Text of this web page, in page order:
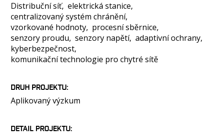
Distribuční síť elektrická stanice
centralizovaný systém chránění
vzorkované hodnoty procesní sběrnice
senzory proudu senzory napětí adaptivní ochrany
kyberbezpečnost
komunikační technologie pro chytré sítě
DRUH PROJEKTU
Aplikovaný výzkum
DETAIL PROJEKTU